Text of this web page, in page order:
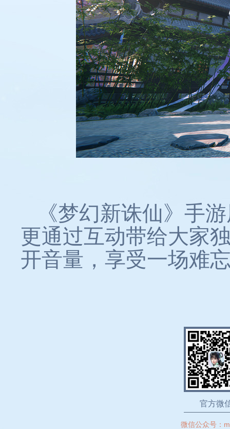
《梦幻新诛仙》手
更通过互动带给大家
开音量，享受一场难
官方微
微信公众号：